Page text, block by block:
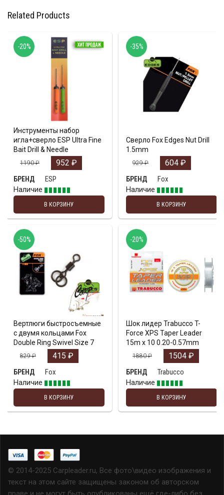
Related Products
Инструменты набор
игла+сверло ESP Ultra Fine
Bait Drill & Needle
1190₽ 952 ₽
БРЕНД
ESP
Наличие
В КОРЗИНУ
-20%
Сверло Fox Edges Nut Drill
1.5mm
929₽ 604 ₽
БРЕНД
Fox
Наличие
В КОРЗИНУ
-35%
Вертлюги быстросъемные
с двумя кольцами Fox
Double Ring Swivel Size 7
829₽ 415 ₽
БРЕНД
Fox
Наличие
В КОРЗИНУ
-50%
Шок лидер Trabucco T-
Force XPS Taper Leader
15m x 10 0.20-0.57mm
1880₽ 1504 ₽
БРЕНД
Trabucco
Наличие
В КОРЗИНУ
-20%
© 2014-2025 Carpleader.ru, Все фото\видео изображения и
текст на этом сайте защищены законом об авторском